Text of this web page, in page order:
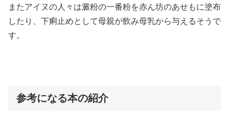
またアイヌの人々は澱粉の一番粉を赤ん坊のあせもに塗布
したり、下痢止めとして母親が飲み母乳から与えるそうで
す。
参考になる本の紹介